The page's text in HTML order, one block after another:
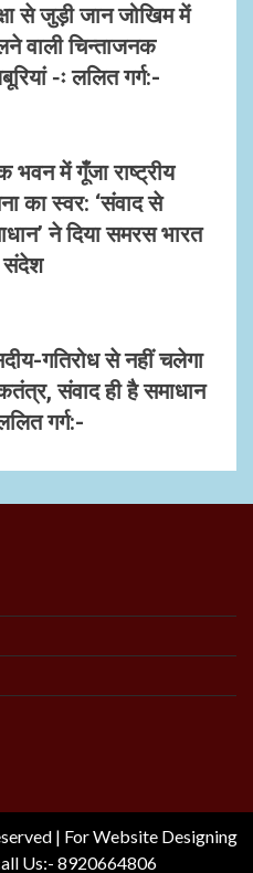
से जुड़ी जान जोखिम में
वाली चिन्ताजनक
-ः ललित गर्ग:-
भवन में गूँजा राष्ट्रीय
का स्वर: ‘संवाद से
ने दिया समरस भारत
संदेश
गतिरोध से नहीं चलेगा
संवाद ही है समाधान
गर्ग:-
| For Website Designing
Us:- 8920664806